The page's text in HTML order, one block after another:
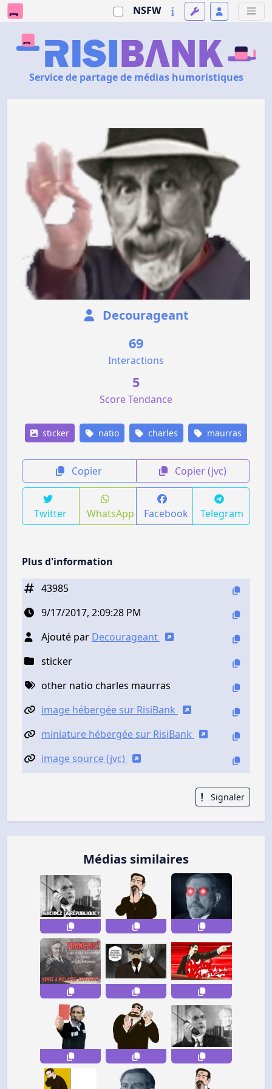
NSFW
Service de partage de médias humoristiques
Decourageant
69
Interactions
5
Score Tendance
sticker natio charles maurras
Copier Copier (jvc)
Twitter WhatsApp Facebook Telegram
Plus d'information
43985
9/17/2017, 2:09:28 PM
Ajouté par Decourageant
sticker
other natio charles maurras
image hébergée sur RisiBank
miniature hébergée sur RisiBank
image source (jvc)
Signaler
Médias similaires